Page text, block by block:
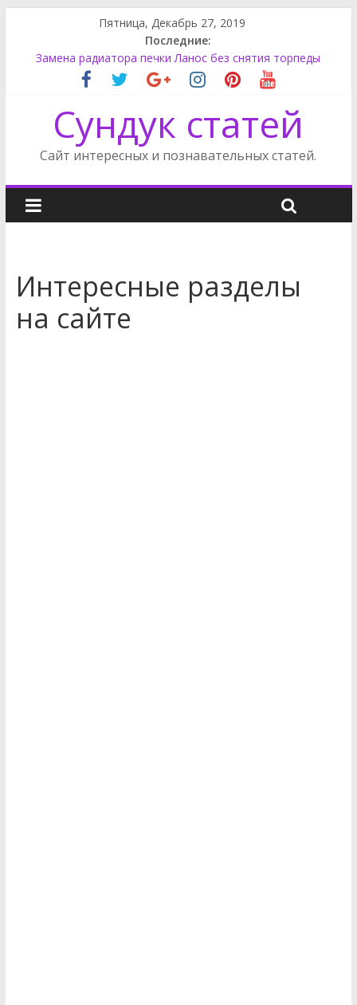
Пятница, Декабрь 27, 2019
Последние:
Ниссан Ноут задний фонарь
Замена радиатора печки Ланос без снятия торпеды
Форд Фокус снять стеклоподъемник
Ленд Ровер Дискавери замена топливного фильтра
Сундук статей
Сайт интересных и познавательных статей.
Интересные разделы
на сайте